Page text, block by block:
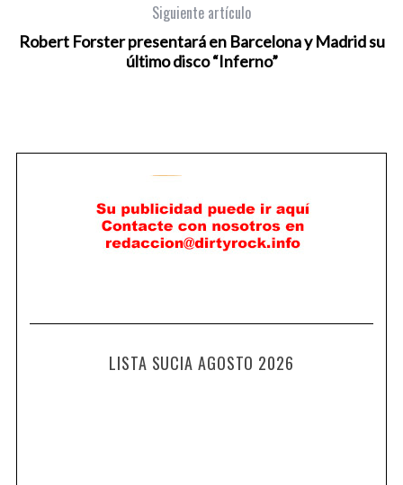
Siguiente artículo
Robert Forster presentará en Barcelona y Madrid su
último disco “Inferno”
LISTA SUCIA AGOSTO 2026